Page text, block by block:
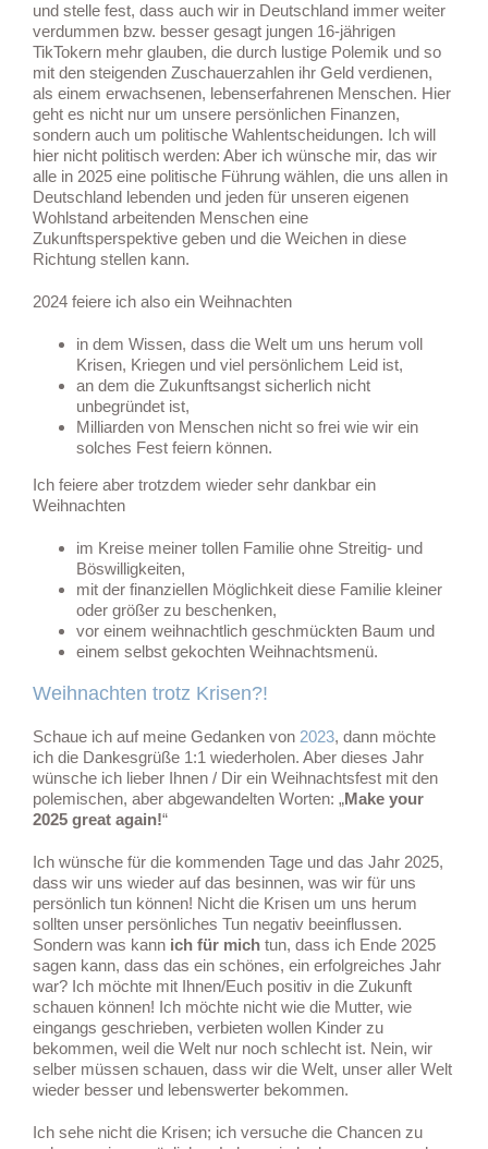
und stelle fest, dass auch wir in Deutschland immer weiter
verdummen bzw. besser gesagt jungen 16-jährigen
TikTokern mehr glauben, die durch lustige Polemik und so
mit den steigenden Zuschauerzahlen ihr Geld verdienen,
als einem erwachsenen, lebenserfahrenen Menschen. Hier
geht es nicht nur um unsere persönlichen Finanzen,
sondern auch um politische Wahlentscheidungen. Ich will
hier nicht politisch werden: Aber ich wünsche mir, das wir
alle in 2025 eine politische Führung wählen, die uns allen in
Deutschland lebenden und jeden für unseren eigenen
Wohlstand arbeitenden Menschen eine
Zukunftsperspektive geben und die Weichen in diese
Richtung stellen kann.
2024 feiere ich also ein Weihnachten
in dem Wissen, dass die Welt um uns herum voll
Krisen, Kriegen und viel persönlichem Leid ist,
an dem die Zukunftsangst sicherlich nicht
unbegründet ist,
Milliarden von Menschen nicht so frei wie wir ein
solches Fest feiern können.
Ich feiere aber trotzdem wieder sehr dankbar ein
Weihnachten
im Kreise meiner tollen Familie ohne Streitig- und
Böswilligkeiten,
mit der finanziellen Möglichkeit diese Familie kleiner
oder größer zu beschenken,
vor einem weihnachtlich geschmückten Baum und
einem selbst gekochten Weihnachtsmenü.
Weihnachten trotz Krisen?!
Schaue ich auf meine Gedanken von 2023, dann möchte
ich die Dankesgrüße 1:1 wiederholen. Aber dieses Jahr
wünsche ich lieber Ihnen / Dir ein Weihnachtsfest mit den
polemischen, aber abgewandelten Worten: „Make your
2025 great again!“
Ich wünsche für die kommenden Tage und das Jahr 2025,
dass wir uns wieder auf das besinnen, was wir für uns
persönlich tun können! Nicht die Krisen um uns herum
sollten unser persönliches Tun negativ beeinflussen.
Sondern was kann ich für mich tun, dass ich Ende 2025
sagen kann, dass das ein schönes, ein erfolgreiches Jahr
war? Ich möchte mit Ihnen/Euch positiv in die Zukunft
schauen können! Ich möchte nicht wie die Mutter, wie
eingangs geschrieben, verbieten wollen Kinder zu
bekommen, weil die Welt nur noch schlecht ist. Nein, wir
selber müssen schauen, dass wir die Welt, unser aller Welt
wieder besser und lebenswerter bekommen.
Ich sehe nicht die Krisen; ich versuche die Chancen zu